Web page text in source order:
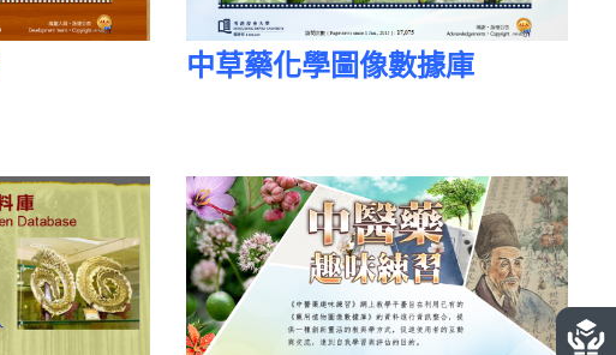
中草藥化學圖像數據庫